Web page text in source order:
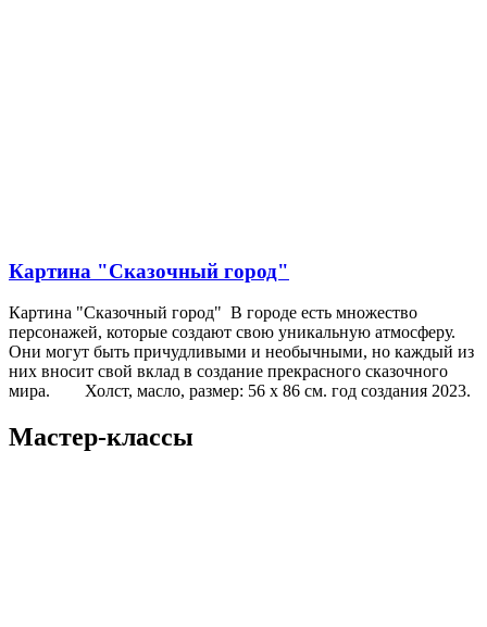
Картина "Сказочный город"
Картина "Сказочный город" В городе есть множество
персонажей, которые создают свою уникальную атмосферу.
Они могут быть причудливыми и необычными, но каждый из
них вносит свой вклад в создание прекрасного сказочного
мира. Холст, масло, размер: 56 х 86 см. год создания 2023.
Мастер-классы